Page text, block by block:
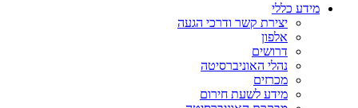
מידע כללי
יצירת קשר ודרכי הגעה
אלפון
דרושים
נהלי האוניברסיטה
מכרזים
מידע לשעת חירום